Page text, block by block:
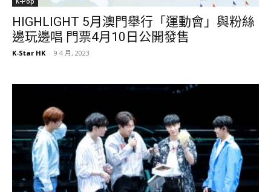
HIGHLIGHT 5月澳門舉行「運動會」與粉絲
邊玩邊唱 門票4月10日公開發售
K-Star HK - 9 4 月, 2023